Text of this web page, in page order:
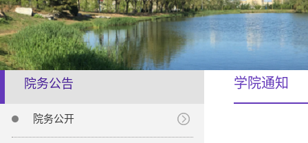
院务公告
院务公开
学院通知